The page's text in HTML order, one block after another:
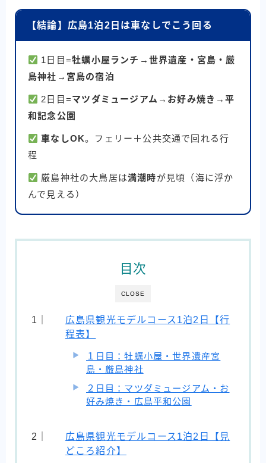
【結論】広島1泊2日は車なしでこう回る
1日目=牡蠣小屋ランチ→世界遺産・宮島・厳
島神社→宮島の宿泊
2日目=マツダミュージアム→お好み焼き→平
和記念公園
車なしOK。フェリー＋公共交通で回れる行
程
厳島神社の大鳥居は満潮時が見頃（海に浮か
んで見える）
CLOSE
目次
広島県観光モデルコース1泊2日【行
程表】
１日目：牡蠣小屋・世界遺産宮
島・厳島神社
２日目：マツダミュージアム・お
好み焼き・広島平和公園
広島県観光モデルコース1泊2日【見
どころ紹介】